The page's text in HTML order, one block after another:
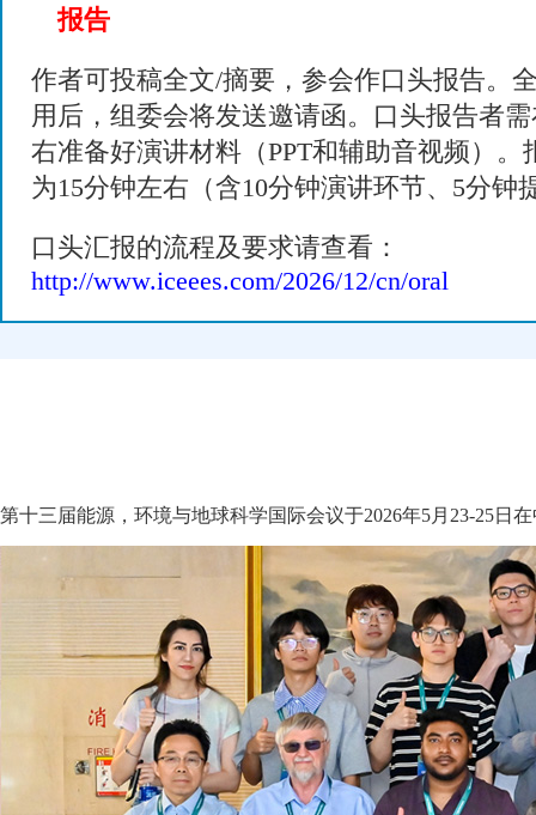
报告
作者可投稿全文/摘要，参会作口头报告。
用后，组委会将发送邀请函。口头报告者
右准备好演讲材料（PPT和辅助音视频）。
为15分钟左右（含10分钟演讲环节、5分钟
口头汇报的流程及要求请查看：
http://www.iceees.com/2026/12/cn/oral
第十三届能源，环境与地球科学国际会议于2026年5月23-25日